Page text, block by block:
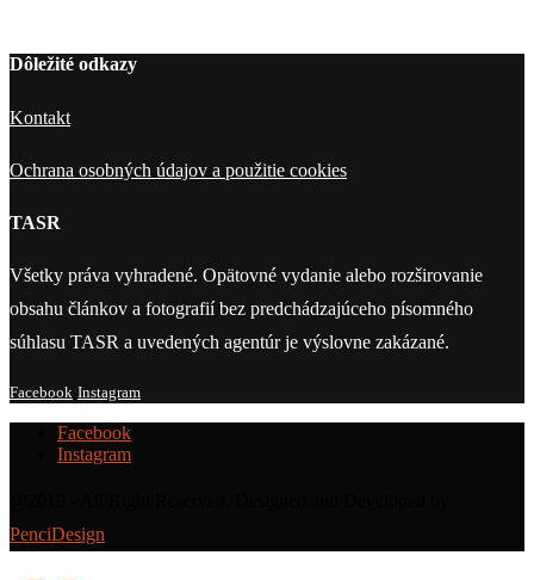
Dôležité odkazy
Kontakt
Ochrana osobných údajov a použitie cookies
TASR
Všetky práva vyhradené. Opätovné vydanie alebo rozširovanie
obsahu článkov a fotografií bez predchádzajúceho písomného
súhlasu TASR a uvedených agentúr je výslovne zakázané.
Facebook Instagram
Facebook
Instagram
PenciDesign